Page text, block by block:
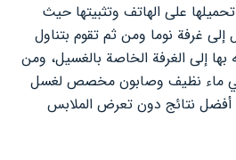
على الهاتف وتثبيتها حيث
إلى غرفة نوما ومن ثم تقوم بتناول
بها إلى الغرفة الخاصة بالغسيل، ومن
ماء نظيف وصابون مخصص لغسل
نتائج دون تعرض الملابس